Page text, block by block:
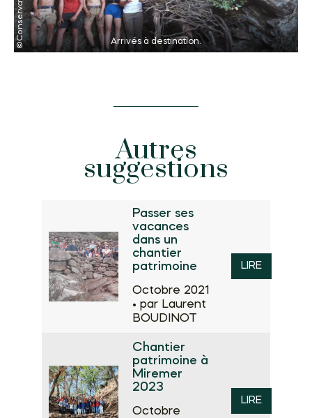
Arrivés à destination.
Autres
suggestions
Passer ses
vacances
dans un
chantier
patrimoine
Octobre 2021
• par Laurent
BOUDINOT
LIRE
Chantier
patrimoine à
Miremer
2023
Octobre
LIRE